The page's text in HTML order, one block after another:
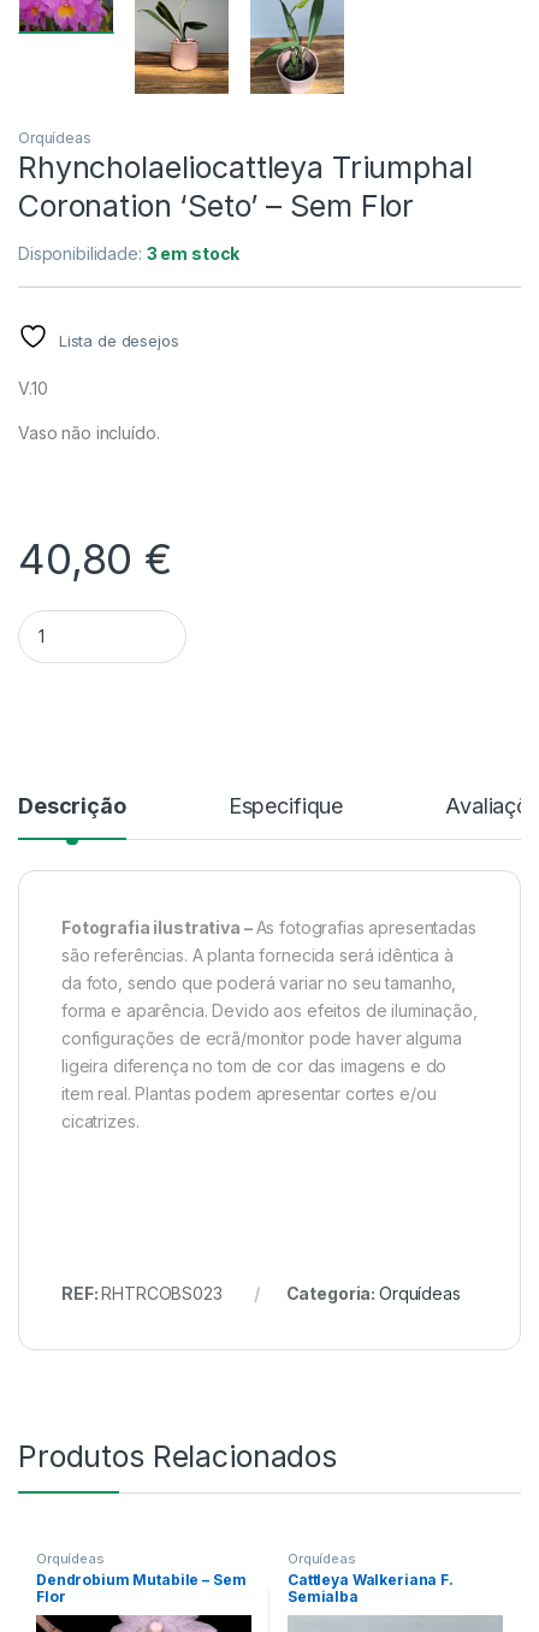
Orquídeas
Rhyncholaeliocattleya Triumphal
Coronation ‘Seto’ – Sem Flor
Disponibilidade: 3 em stock
Lista de desejos
V.10
Vaso não incluído.
40,80 €
Quantidade Rhyncholaeliocattleya Triumphal Coronation
Descrição Especifique
Fotografia ilustrativa –As fotografias apresentadas
são referências. A planta fornecida será idêntica à
da foto, sendo que poderá variar no seu tamanho,
forma e aparência. Devido aos efeitos de iluminação,
configurações de ecrã/monitor pode haver alguma
ligeira diferença no tom de cor das imagens e do
item real. Plantas podem apresentar cortes e/ou
cicatrizes.
REF:RHTRCOBS023 Categoria: Orquídeas
Produtos Relacionados
Orquídeas
Dendrobium Mutabile – Sem
Flor
Orquídeas
Cattleya Walkeriana F.
Semialba